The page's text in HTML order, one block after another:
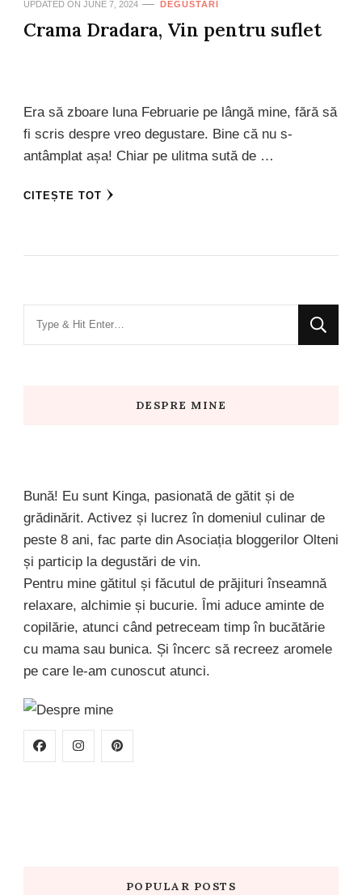
UPDATED ON JUNE 7, 2024 DEGUSTARI
Crama Dradara, Vin pentru suflet
Era să zboare luna Februarie pe lângă mine, fără să
fi scris despre vreo degustare. Bine că nu s-
antâmplat așa! Chiar pe ulitma sută de …
CITEȘTE TOT
DESPRE MINE
Bună! Eu sunt Kinga, pasionată de gătit și de
grădinărit. Activez și lucrez în domeniul culinar de
peste 8 ani, fac parte din Asociația bloggerilor Olteni
și particip la degustări de vin.
Pentru mine gătitul și făcutul de prăjituri înseamnă
relaxare, alchimie și bucurie. Îmi aduce aminte de
copilărie, atunci când petreceam timp în bucătărie
cu mama sau bunica. Și încerc să recreez aromele
pe care le-am cunoscut atunci.
POPULAR POSTS